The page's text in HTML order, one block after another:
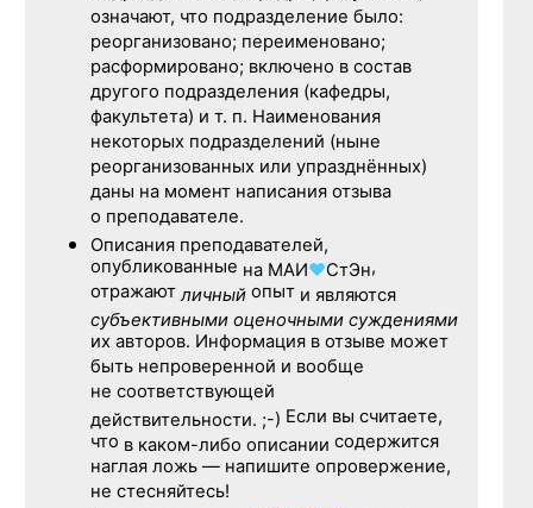
означают, что подразделение было:
реорганизовано; переименовано;
расформировано; включено в состав
другого подразделения (кафедры,
факультета) и т. п. Наименования
некоторых подразделений (ныне
реорганизованных или упразднённых)
даны на момент написания отзыва
о преподавателе.
Описания преподавателей,
опубликованные на МАИ♥СтЭн,
отражаютличный опыт и являются
субъективными оценочными суждениями
их авторов. Информация в отзыве может
быть непроверенной и вообще
не соответствующей
действительности. ;-) Если вы считаете,
что в каком-либо описании содержится
наглая ложь — напишите опровержение,
не стесняйтесь!